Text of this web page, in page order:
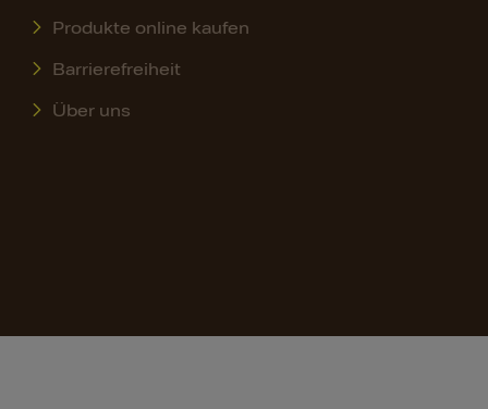
Produkte online kaufen
Barrierefreiheit
Über uns